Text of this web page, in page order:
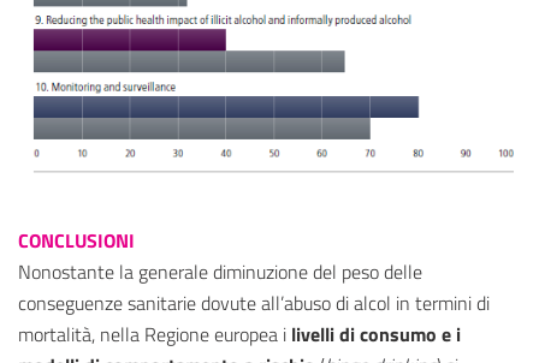
CONCLUSIONI
Nonostante la generale diminuzione del peso delle
conseguenze sanitarie dovute all’abuso di alcol in termini di
mortalità, nella Regione europea i livelli di consumo e i